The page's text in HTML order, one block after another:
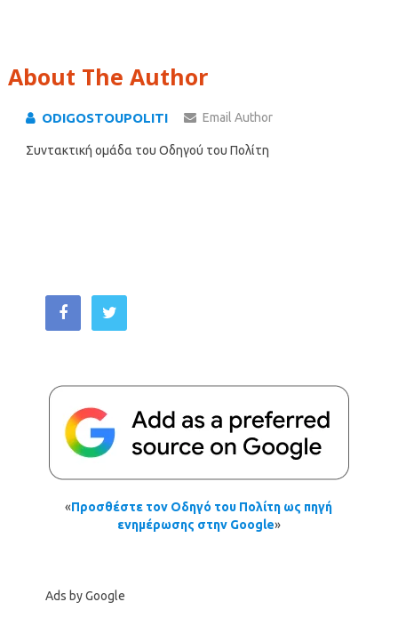
About The Author
ODIGOSTOUPOLITI Email Author
Συντακτική ομάδα του Οδηγού του Πολίτη
«Προσθέστε τον Οδηγό του Πολίτη ως πηγή
ενημέρωσης στην Google»
Ads by Google